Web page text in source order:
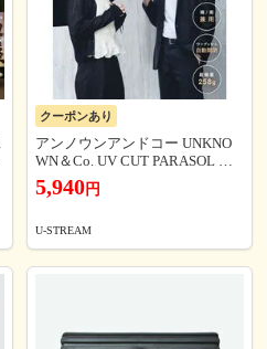
クーポンあり
アンノウンアンドコー UNKNO
WN＆Co. UV CUT PARASOL 日
傘 折りたたみ 完全遮光 自動開
閉 軽量 撥水 ユニセックス
5,940円
U-STREAM